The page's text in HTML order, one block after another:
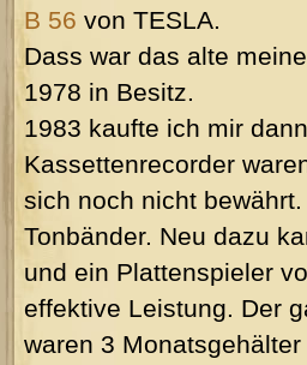
B 56 von TESLA.
Dass war das alte
1978 in Besitz.
1983 kaufte ich mir
Kassettenrecorder
sich noch nicht
Tonbänder. Neu dazu
und ein Plattenspieler
effektive Leistung. Der
waren 3